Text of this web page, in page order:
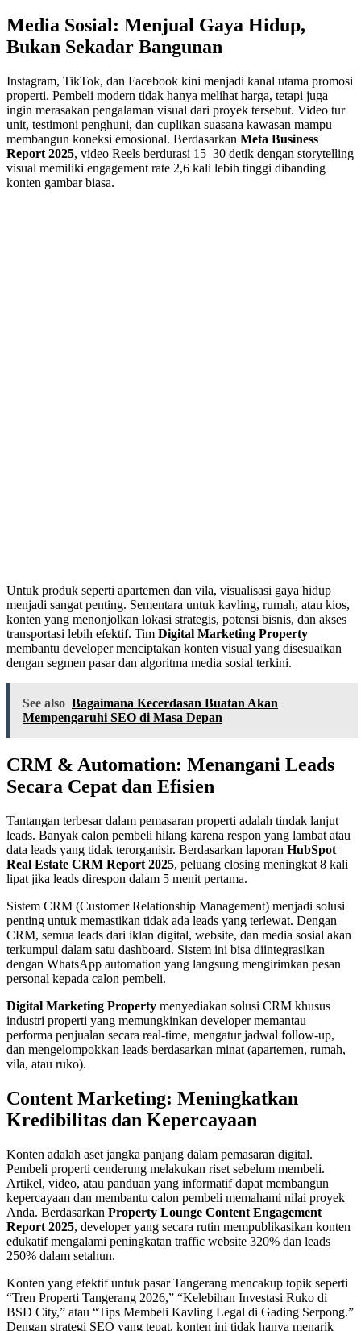
Media Sosial: Menjual Gaya Hidup,
Bukan Sekadar Bangunan
Instagram, TikTok, dan Facebook kini menjadi kanal utama promosi
properti. Pembeli modern tidak hanya melihat harga, tetapi juga
ingin merasakan pengalaman visual dari proyek tersebut. Video tur
unit, testimoni penghuni, dan cuplikan suasana kawasan mampu
membangun koneksi emosional. Berdasarkan Meta Business
Report 2025, video Reels berdurasi 15–30 detik dengan storytelling
visual memiliki engagement rate 2,6 kali lebih tinggi dibanding
konten gambar biasa.
Untuk produk seperti apartemen dan vila, visualisasi gaya hidup
menjadi sangat penting. Sementara untuk kavling, rumah, atau kios,
konten yang menonjolkan lokasi strategis, potensi bisnis, dan akses
transportasi lebih efektif. Tim Digital Marketing Property
membantu developer menciptakan konten visual yang disesuaikan
dengan segmen pasar dan algoritma media sosial terkini.
See also Bagaimana Kecerdasan Buatan Akan
Mempengaruhi SEO di Masa Depan
CRM & Automation: Menangani Leads
Secara Cepat dan Efisien
Tantangan terbesar dalam pemasaran properti adalah tindak lanjut
leads. Banyak calon pembeli hilang karena respon yang lambat atau
data leads yang tidak terorganisir. Berdasarkan laporan HubSpot
Real Estate CRM Report 2025, peluang closing meningkat 8 kali
lipat jika leads direspon dalam 5 menit pertama.
Sistem CRM (Customer Relationship Management) menjadi solusi
penting untuk memastikan tidak ada leads yang terlewat. Dengan
CRM, semua leads dari iklan digital, website, dan media sosial akan
terkumpul dalam satu dashboard. Sistem ini bisa diintegrasikan
dengan WhatsApp automation yang langsung mengirimkan pesan
personal kepada calon pembeli.
Digital Marketing Property menyediakan solusi CRM khusus
industri properti yang memungkinkan developer memantau
performa penjualan secara real-time, mengatur jadwal follow-up,
dan mengelompokkan leads berdasarkan minat (apartemen, rumah,
vila, atau ruko).
Content Marketing: Meningkatkan
Kredibilitas dan Kepercayaan
Konten adalah aset jangka panjang dalam pemasaran digital.
Pembeli properti cenderung melakukan riset sebelum membeli.
Artikel, video, atau panduan yang informatif dapat membangun
kepercayaan dan membantu calon pembeli memahami nilai proyek
Anda. Berdasarkan Property Lounge Content Engagement
Report 2025, developer yang secara rutin mempublikasikan konten
edukatif mengalami peningkatan traffic website 320% dan leads
250% dalam setahun.
Konten yang efektif untuk pasar Tangerang mencakup topik seperti
“Tren Properti Tangerang 2026,” “Kelebihan Investasi Ruko di
BSD City,” atau “Tips Membeli Kavling Legal di Gading Serpong.”
Dengan strategi SEO yang tepat, konten ini tidak hanya menarik